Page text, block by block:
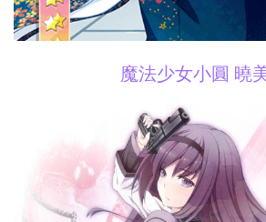
魔法少女小圓 曉